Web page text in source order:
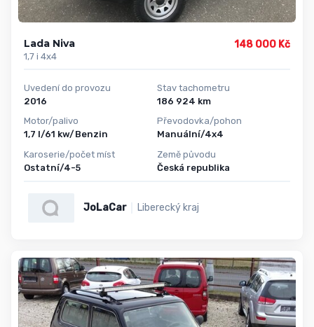
Lada Niva
1,7 i 4x4
148 000 Kč
Uvedení do provozu
2016
Motor/palivo
1,7 l/61 kw/Benzin
Karoserie/počet míst
Ostatní/4-5
Stav tachometru
186 924 km
Převodovka/pohon
Manuální/4x4
Země původu
Česká republika
JoLaCar Liberecký kraj